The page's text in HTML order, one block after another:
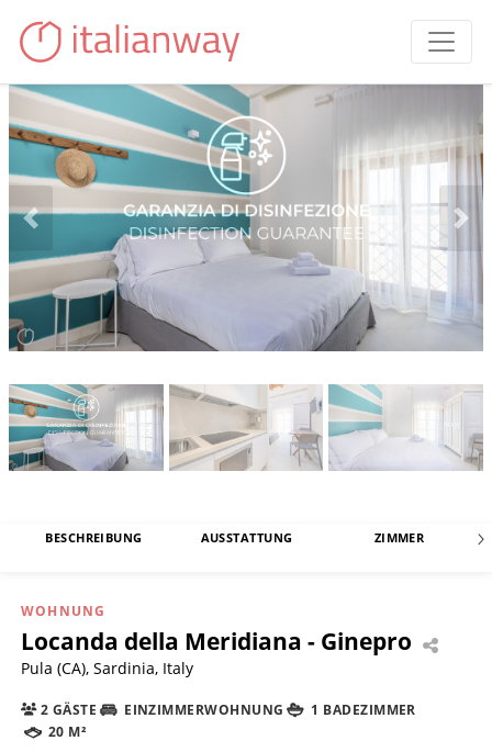
BESCHREIBUNG AUSSTATTUNG ZIMMER
WOHNUNG
Locanda della Meridiana - Ginepro
Pula (CA), Sardinia, Italy
2 GÄSTE EINZIMMERWOHNUNG
1 BADEZIMMER
20 M²